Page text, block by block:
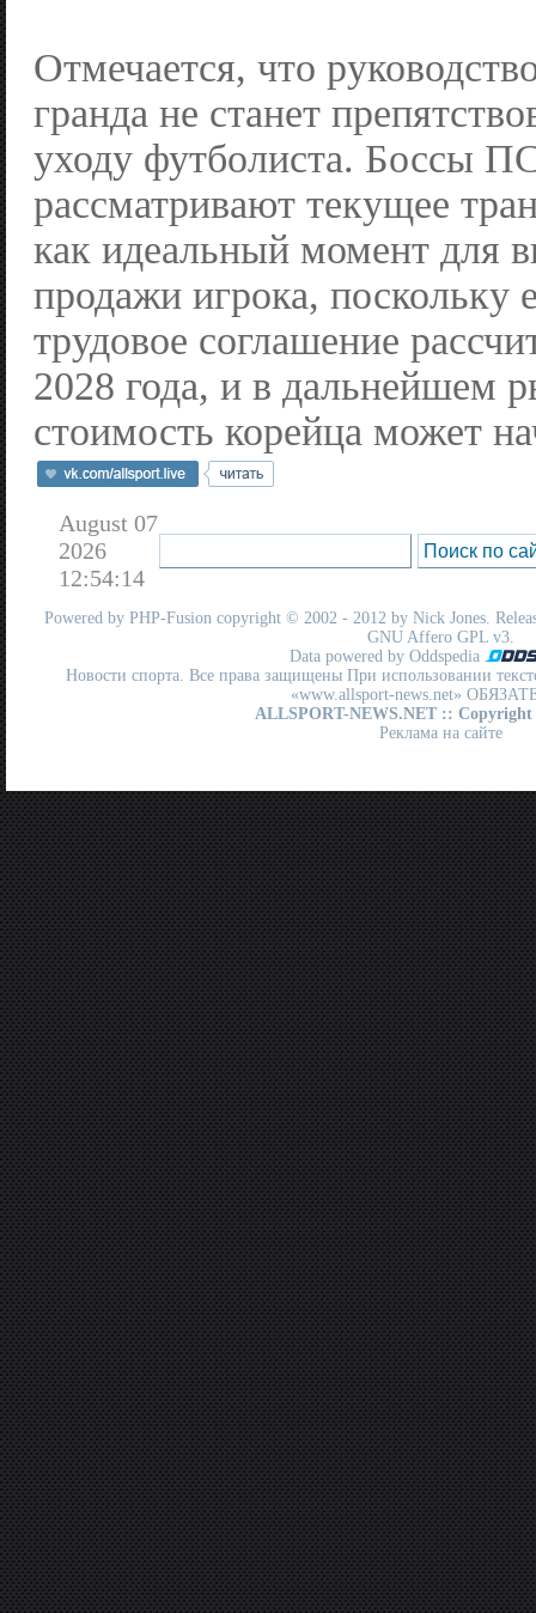
Отмечается, что
гранда не станет
уходу футболиста. Боссы
рассматривают текущее
как идеальный момент для
продажи игрока, поскольку
трудовое соглашение
2028 года, и в дальнейшем
стоимость корейца может
August 07
2026
12:54:14
Powered by PHP-Fusion copyright © 2002 - 2012 by Nick Jones.
GNU Affero GPL v3.
Data powered by Oddspedia
Новости спорта. Все права защищены При использовании
«www.allsport-news.net»
ALLSPORT-NEWS.NET :: Copyright
Реклама на сайте